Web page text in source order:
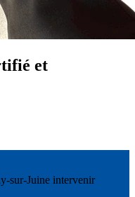
et
sur-Juine intervenir